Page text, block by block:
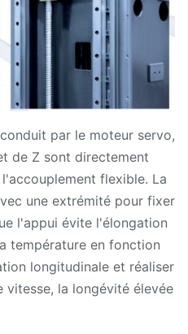
par le moteur servo,
de Z sont directement
flexible. La
une extrémité pour fixer
l'appui évite l'élongation
température en fonction
longitudinale et réaliser
vitesse, la longévité élevée